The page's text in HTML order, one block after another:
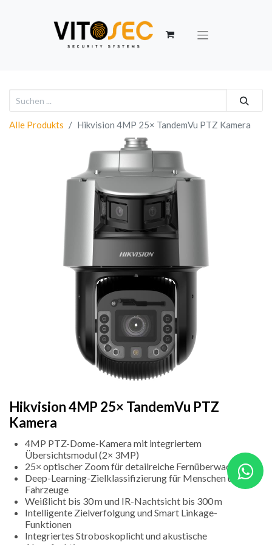
Alle Produkts Hikvision 4MP 25× TandemVu PTZ Kamera
Hikvision 4MP 25× TandemVu PTZ
Kamera
4MP PTZ-Dome-Kamera mit integriertem
Übersichtsmodul (2× 3MP)
25× optischer Zoom für detailreiche Fernüberwachung
Deep-Learning-Zielklassifizierung für Menschen und
Fahrzeuge
Weißlicht bis 30 m und IR-Nachtsicht bis 300 m
Intelligente Zielverfolgung und Smart Linkage-
Funktionen
Integriertes Stroboskoplicht und akustische